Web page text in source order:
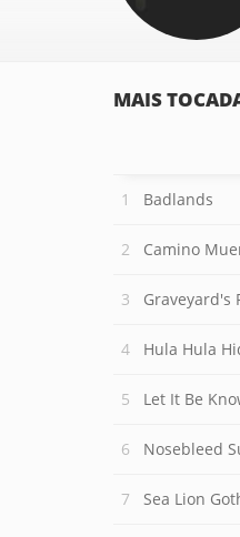
MAIS
Badlands
Camino
Graveyard's
Hula Hula
Let It Be
Nosebleed
Sea Lion